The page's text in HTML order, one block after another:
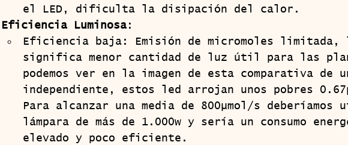
el LED, dificulta la disipación del calor.
Eficiencia Luminosa :
Eficiencia baja: Emisión de micromoles limitada,
significa menor cantidad de luz útil para las
podemos ver en la imagen de esta comparativa de
independiente, estos led arrojan unos pobres
Para alcanzar una media de 800µmol/s
lámpara de más de 1.000w y sería un consumo
elevado y poco eficiente.